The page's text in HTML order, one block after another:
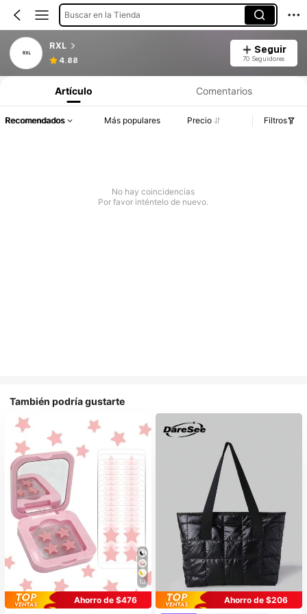
Buscar en la Tienda
RXL
4.88
Seguir
70 Seguidores
Artículo Comentarios
Recomendados Más populares Precio Filtros
No hay coincidencias
Por favor inténtelo de nuevo.
También podría gustarte
10
Ahorro de $476
Ahorro de $206